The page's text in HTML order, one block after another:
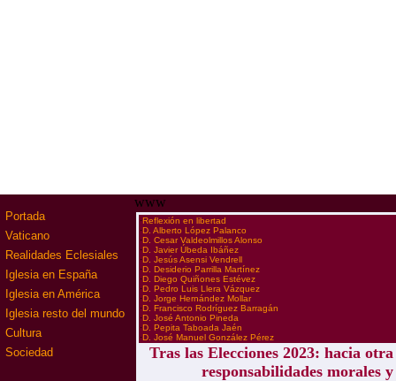
Portada
Vaticano
Realidades Eclesiales
Iglesia en España
Iglesia en América
Iglesia resto del mundo
Cultura
Sociedad
www
·Reflexión en libertad
·D. Alberto López Palanco
·D. Cesar Valdeolmillos Alonso
·D. Javier Úbeda Ibáñez
·D. Jesús Asensi Vendrell
·D. Desiderio Parrilla Martínez
·D. Diego Quiñones Estévez
·D. Pedro Luis Llera Vázquez
·D. Jorge Hernández Mollar
·D. Francisco Rodríguez Barragán
·D. José Antonio Pineda
·D. Pepita Taboada Jaén
·D. José Manuel González Pérez
Tras las Elecciones 2023: hacia
responsabilidades morales